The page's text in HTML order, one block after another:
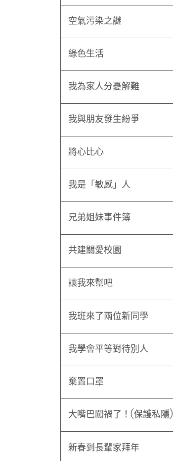
空氣污染之謎
綠色生活
我為家人分憂解難
我與朋友發生紛爭
將心比心
我是「敏感」人
兄弟姐妹事件簿
共建關愛校園
讓我來幫吧
我班來了兩位新同學
我學會平等對待別人
棄置口罩
大嘴巴闖禍了！(保護私隱)
新春到長輩家拜年